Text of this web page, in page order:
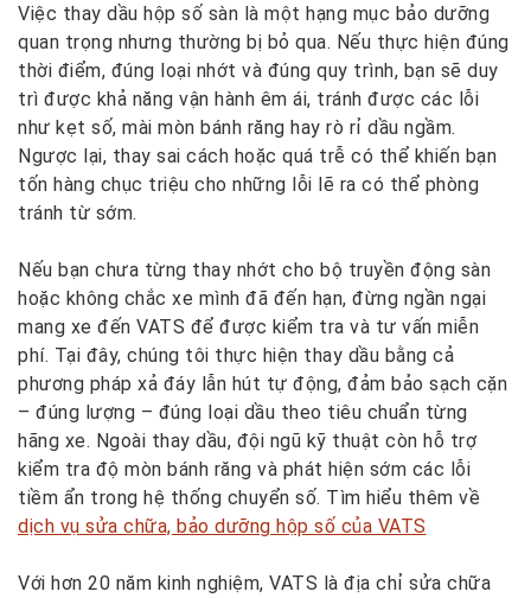
Việc thay dầu hộp số sàn là một hạng mục bảo dưỡng
quan trọng nhưng thường bị bỏ qua. Nếu thực hiện đúng
thời điểm, đúng loại nhớt và đúng quy trình, bạn sẽ duy
trì được khả năng vận hành êm ái, tránh được các lỗi
như kẹt số, mài mòn bánh răng hay rò rỉ dầu ngầm.
Ngược lại, thay sai cách hoặc quá trễ có thể khiến bạn
tốn hàng chục triệu cho những lỗi lẽ ra có thể phòng
tránh từ sớm.
Nếu bạn chưa từng thay nhớt cho bộ truyền động sàn
hoặc không chắc xe mình đã đến hạn, đừng ngần ngại
mang xe đến VATS để được kiểm tra và tư vấn miễn
phí. Tại đây, chúng tôi thực hiện thay dầu bằng cả
phương pháp xả đáy lẫn hút tự động, đảm bảo sạch cặn
– đúng lượng – đúng loại dầu theo tiêu chuẩn từng
hãng xe. Ngoài thay dầu, đội ngũ kỹ thuật còn hỗ trợ
kiểm tra độ mòn bánh răng và phát hiện sớm các lỗi
tiềm ẩn trong hệ thống chuyển số. Tìm hiểu thêm về
dịch vụ sửa chữa, bảo dưỡng hộp số của VATS
Với hơn 20 năm kinh nghiệm, VATS là địa chỉ sửa chữa